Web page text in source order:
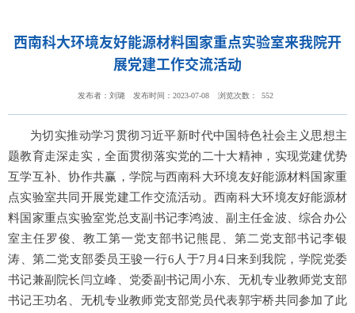
西南科大环境友好能源材料国家重点实验室来我院开
展党建工作交流活动
发布者：刘璐 发布时间：2023-07-08 浏览次数： 552
为切实推动学习贯彻习近平新时代中国特色社会主义思想主
题教育走深走实，全面贯彻落实党的二十大精神，实现党建优势
互学互补、协作共赢，学院与西南科大环境友好能源材料国家重
点实验室共同开展党建工作交流活动。西南科大环境友好能源材
料国家重点实验室党总支副书记李鸿波、副主任金波、综合办公
室主任罗俊、教工第一党支部书记熊昆、第二党支部书记李银
涛、第二党支部委员王骏一行6 人于7 月 4 日来到我院，学院党委
书记兼副院长闫立峰、党委副书记周小东、无机专业教师党支部
书记王功名、无机专业教师党支部党员代表郭宇桥共同参加了此